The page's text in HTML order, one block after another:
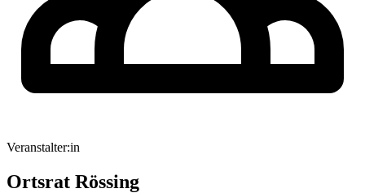
Veranstalter:in
Ortsrat Rössing